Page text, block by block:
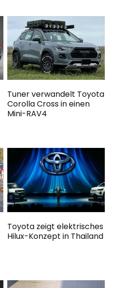
Tuner verwandelt Toyota
Corolla Cross in einen
Mini-RAV4
Toyota zeigt elektrisches
Hilux-Konzept in Thailand